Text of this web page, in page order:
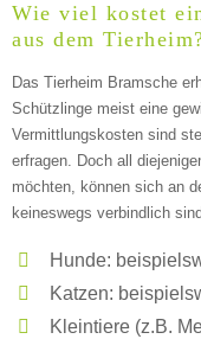
Weitere
Tierheim
Wie viel kostet
aus dem
Das Tierheim Bramsche
Schützlinge meist eine
Vermittlungskosten sind
erfragen. Doch all
möchten, können sich an
keineswegs verbindlich
Hunde:
Katzen:
Kleintiere (z.B.